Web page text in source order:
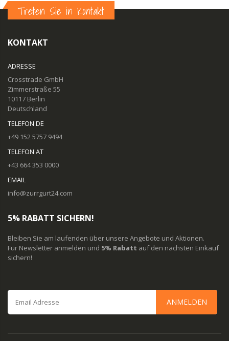
Treten Sie in Kontakt
KONTAKT
ADRESSE
Crosstrade GmbH
Zimmerstraße 55
10117 Berlin
Deutschland
TELEFON DE
+49 152 5757 9494
TELEFON AT
+43 664 353 0000
EMAIL
info@zurrgurt24.com
5% RABATT SICHERN!
Bleiben Sie am laufenden über unsere Angebote und Aktionen.
Für Newsletter anmelden und 5% Rabatt auf den nächsten Einkauf
sichern!
ANMELDEN